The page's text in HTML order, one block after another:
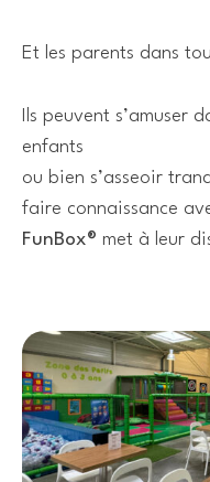
Et les parents dans
Ils peuvent s’amuser
enfants
ou bien s’asseoir
faire connaissance
FunBox® met à leur